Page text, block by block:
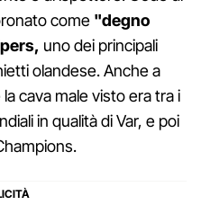
come "degno
uno dei principali
olandese. Anche a
cava male visto era tra i
in qualità di Var, e poi